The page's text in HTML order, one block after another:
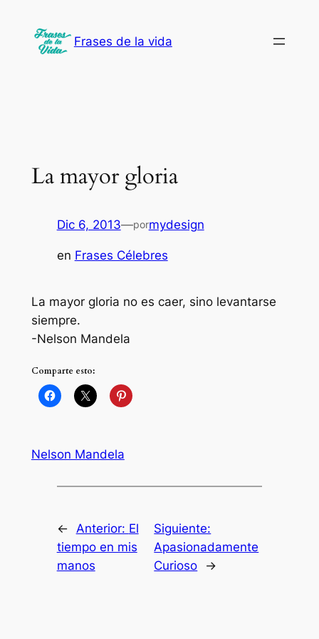
contenido
Frases de la vida
La mayor gloria
Dic 6, 2013—pormydesign
en Frases Célebres
La mayor gloria no es caer, sino levantarse
siempre.
-Nelson Mandela
Comparte esto:
Nelson Mandela
← Anterior: El
tiempo en mis
manos
Siguiente:
Apasionadamente
Curioso
→